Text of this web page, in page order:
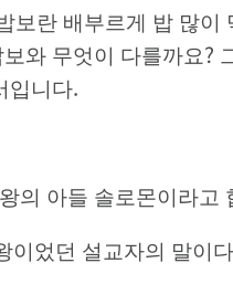
보란 배부르게 밥 많
와 무엇이 다를까요
입니다.
의 아들 솔로몬이라고
었던 설교자의 말이